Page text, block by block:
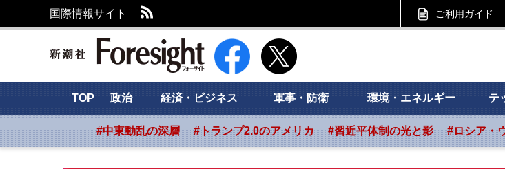
国際情報サイト ご利用ガイド
新潮社 Foresight フォーサイト
TOP 政治 経済・ビジネス 軍事・防衛 環境・エネルギー テ
#中東動乱の深層 #トランプ2.0のアメリカ #習近平体制の光と影 #ロシア・